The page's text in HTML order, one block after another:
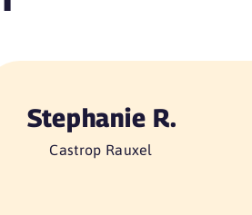
Stephanie R.
Castrop Rauxel